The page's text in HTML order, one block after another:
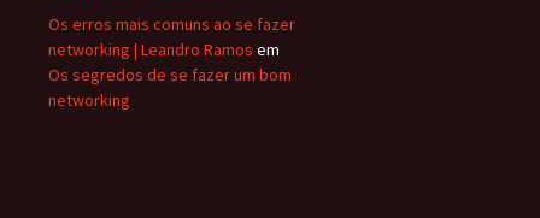
Os erros mais comuns ao se fazer
networking | Leandro Ramos em
Os segredos de se fazer um bom
networking